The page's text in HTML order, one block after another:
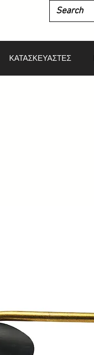
ΚΑΤΑΣΚΕΥΑΣΤΕΣ